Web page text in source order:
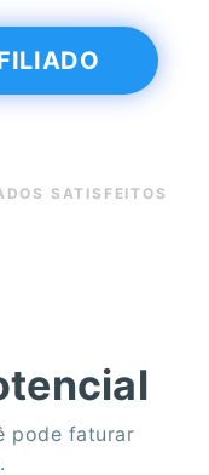
SATISFEITOS
pode faturar